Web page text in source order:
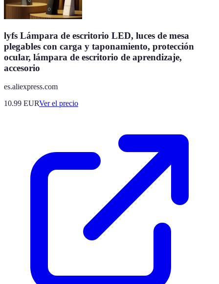
lyfs Lámpara de escritorio LED, luces de mesa
plegables con carga y taponamiento, protección
ocular, lámpara de escritorio de aprendizaje,
accesorio
es.aliexpress.com
10.99 EURVer el precio